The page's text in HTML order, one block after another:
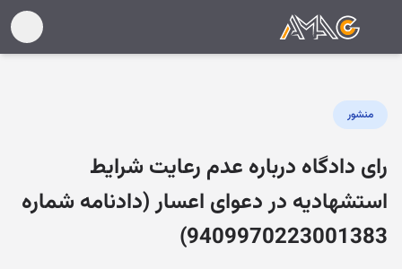
منشور
رای دادگاه درباره عدم رعایت شرایط
استشهادیه در دعوای اعسار (دادنامه شماره
9409970223001383)